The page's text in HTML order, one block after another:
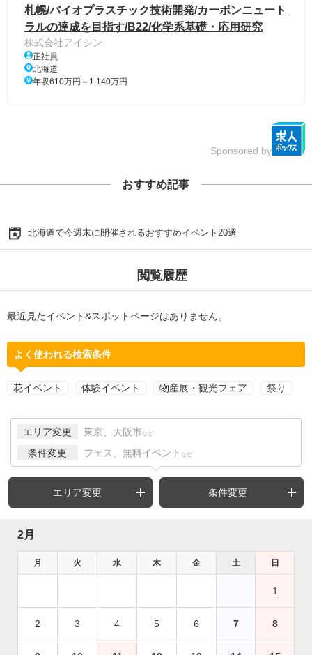
札幌/バイオプラスチック技術開発/カーボンニュート
ラルの達成を目指す/B22/化学系基礎・応用研究
株式会社アイシン
正社員
北海道
年収610万円～1,140万円
Sponsored by
おすすめ記事
北海道で今週末に開催されるおすすめイベント20選
閲覧履歴
最近見たイベント&スポットページはありません。
よく使われる検索条件
花イベント 体験イベント 物産展・観光フェア 祭り
エリア変更 東京、大阪市 など
条件変更 フェス、無料イベント など
エリア変更 条件変更
2月
月 火 水 木 金 土 日
1
2 3 4 5 6 7 8